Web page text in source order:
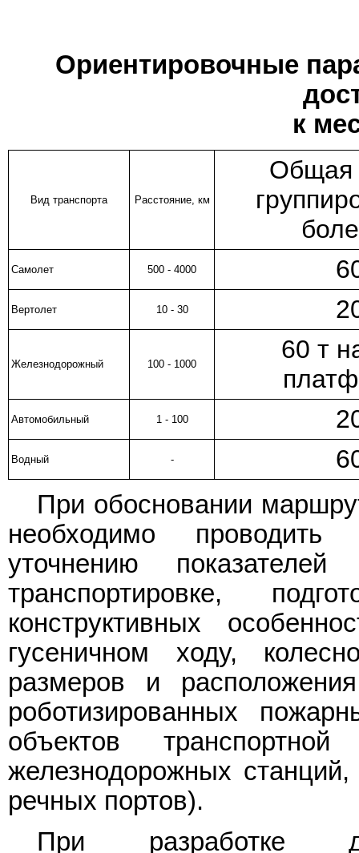
Ориентировочные
к
Вид транспорта Расстояние, км
Общая
Самолет 500 - 4000
Вертолет 10 - 30
Железнодорожный 100 - 1000
60 т
Автомобильный 1 - 100
Водный -
При обосновании
необходимо
уточнению
транспортировке,
конструктивных
гусеничном ходу,
размеров и
роботизированных
объектов
железнодорожных
речных портов).
При разработке